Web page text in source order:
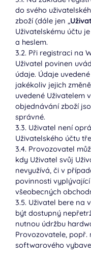
do svého
zboží (dále jen „
Uživatelskému účtu
a heslem.
3.2. Při registraci na
Uživatel povinen
údaje. Údaje
jakékoliv jejich
uvedené Uživatelem
objednávání zboží
správné.
3.3. Uživatel není
Uživatelského účtu
3.4. Provozovatel
kdy Uživatel svůj
nevyužívá, či v
povinnosti
všeobecných
3.5. Uživatel bere na
být dostupný
nutnou údržbu
Provozovatele,
softwarového